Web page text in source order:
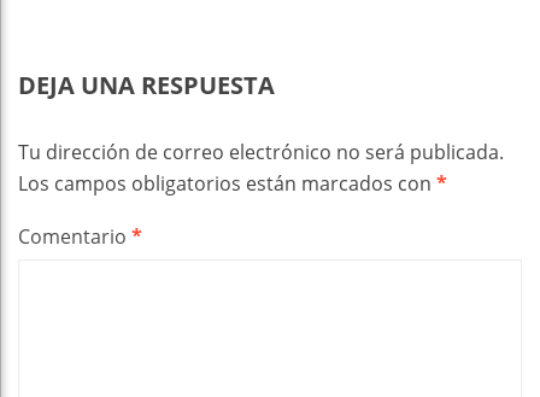
DEJA UNA RESPUESTA
Tu dirección de correo electrónico no será publicada.
Los campos obligatorios están marcados con *
Comentario *